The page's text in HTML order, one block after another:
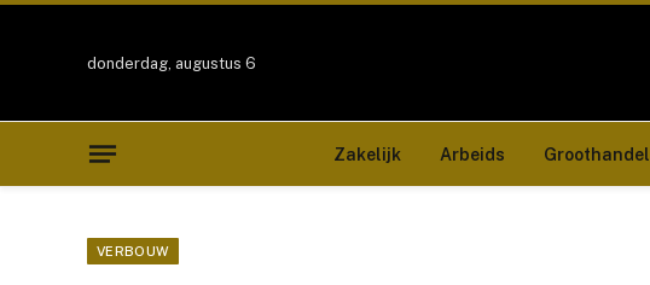
donderdag, augustus 6
Zakelijk Arbeids Groothandel
VERBOUW